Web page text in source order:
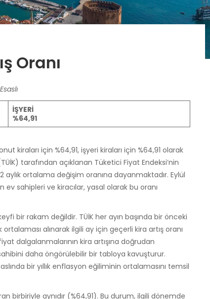
Oranı
İŞYERİ
%64,91
kiraları için %64,91, işyeri kiraları için %64,91 olarak
tarafından açıklanan Tüketici Fiyat Endeksi’nin
aylık ortalama değişim oranına dayanmaktadır. Eylül
sahipleri ve kiracılar, yasal olarak bu oranı
bir rakam değildir. TÜİK her ayın başında bir önceki
alınarak ilgili ay için geçerli kira artış oranı
dalgalanmalarının kira artışına doğrudan
daha öngörülebilir bir tabloya kavuşturur.
bir yıllık enflasyon eğiliminin ortalamasını temsil
birbiriyle aynıdır (%64,91). Bu durum, ilgili dönemde